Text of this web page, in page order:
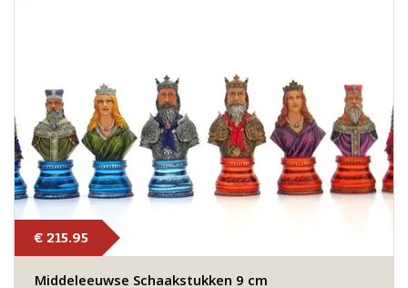
€ 215.95
Middeleeuwse Schaakstukken 9 cm